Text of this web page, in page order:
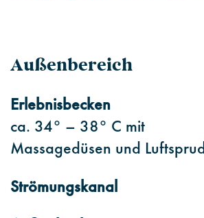
Außenbereich
Erlebnisbecken
ca. 34° – 38° C mit
Massagedüsen und
Strömungskanal